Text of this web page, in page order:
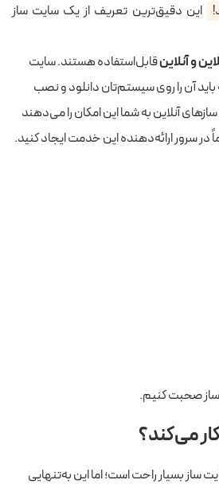
این دقیق‌ترین تعریف از یک سایت ساز
و آنلاینقابل‌استفاده هستند. سایت
باید آن را روی سیستم‌تان دانلود و نصب
آنلاین به شما این امکان را می‌دهند
سرور ارائه‌دهنده این خدمت ایجاد کنید.
ساز صحبت کنیم.
می‌کند؟
ساز بسیار راحت است؛ اما این به‌تنهایی